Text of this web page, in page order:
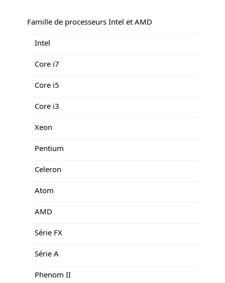
Famille de processeurs Intel et AMD
Intel
Core i7
Core i5
Core i3
Xeon
Pentium
Celeron
Atom
AMD
Série FX
Série A
Phenom II